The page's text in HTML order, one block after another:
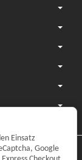
Einsatz
Google